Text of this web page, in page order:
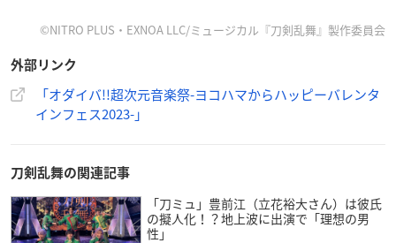
ェス2023-制作委員会
【チケット販売】
指定席：9,800円（税込）
©NITRO PLUS・EXNOA LLC/ミュージカル『刀剣乱舞』製作委員会
外部リンク
「オダイバ!!超次元音楽祭-ヨコハマからハッピーバレンタ
インフェス2023-」
刀剣乱舞の関連記事
「刀ミュ」豊前江（立花裕大さん）は彼氏
の擬人化！？地上波に出演で「理想の男
性」